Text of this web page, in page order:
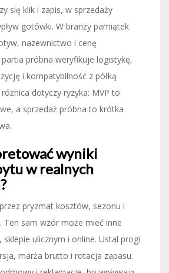
się klik i zapis, w sprzedaży
gotówki. W branży pamiątek
nazewnictwo i cenę
próbna weryfikuje logistykę,
i kompatybilność z półką
dotyczy ryzyka: MVP to
a sprzedaż próbna to krótka
wyniki
w realnych
pryzmat kosztów, sezonu i
Ten sam wzór może mieć inne
ulicznym i online. Ustal progi
marża brutto i rotacja zapasu.